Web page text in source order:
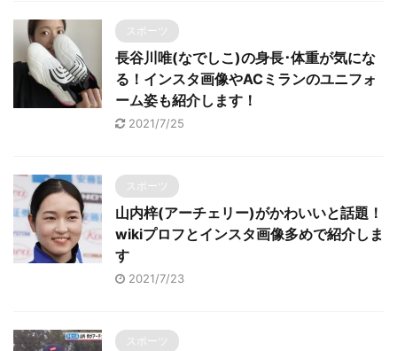
スポーツ
長谷川唯(なでしこ)の身長･体重が気にな
る！インスタ画像やACミランのユニフォ
ーム姿も紹介します！
2021/7/25
スポーツ
山内梓(アーチェリー)がかわいいと話題！
wikiプロフとインスタ画像多めで紹介しま
す
2021/7/23
スポーツ